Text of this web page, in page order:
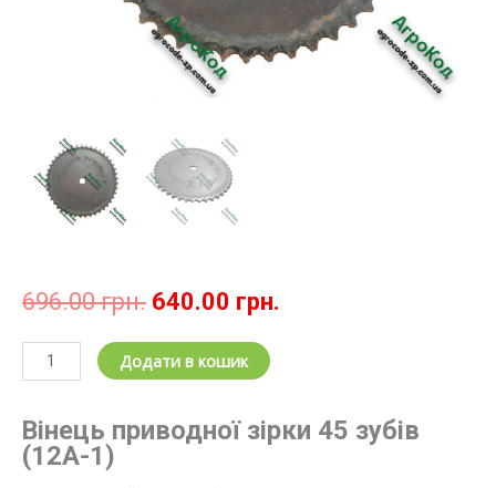
696.00грн. Оригінальна
696.00 грн..
640.00 грн.
Зірочка
ланцюгова
=
45;
Додати в кошик
Вінець приводної зірки 45 зубів
(12А-1)